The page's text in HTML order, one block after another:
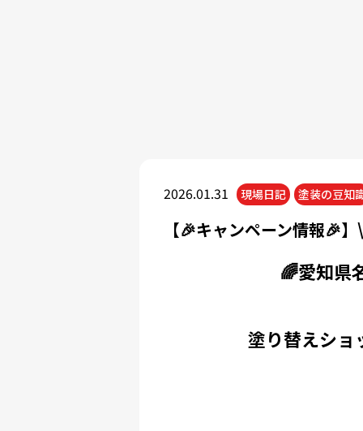
2026.01.31 現場日記 塗装の豆知
【🎉キャンペーン情報🎉
🌈愛知県
塗り替えショ